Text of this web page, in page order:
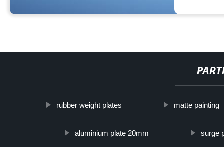
rubber weight plates matte painting
aluminium plate 20mm surge